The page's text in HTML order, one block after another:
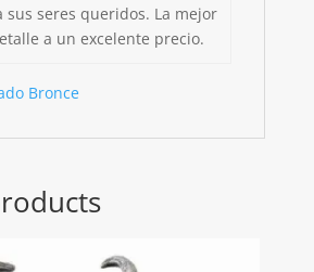
sus seres queridos. La mejor
a un excelente precio.
Bronce